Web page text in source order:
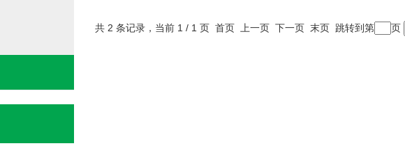
共 2 条记录，当前 1 / 1 页 首页 上一页 下一页 末页 跳转到第 页